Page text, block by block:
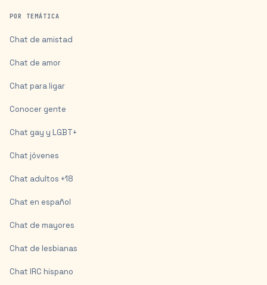
POR TEMÁTICA
Chat de amistad
Chat de amor
Chat para ligar
Conocer gente
Chat gay y LGBT+
Chat jóvenes
Chat adultos +18
Chat en español
Chat de mayores
Chat de lesbianas
Chat IRC hispano